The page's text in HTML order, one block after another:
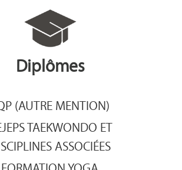
Diplômes
(AUTRE MENTION)
TAEKWONDO ET
ASSOCIÉES